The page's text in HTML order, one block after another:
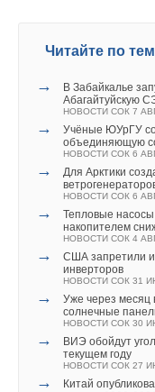
Читайте по
→
В Забайкалье
Абагайтуйскую
НОВОСТИ СОК 7
→
Учёные ЮУрГУ
объединяющую
НОВОСТИ СОК 6
→
Для Арктики
НОВОСТИ СОК 6
→
Тепловые насосы
накопителем
НОВОСТИ СОК 4
→
США запретили
инверторов
НОВОСТИ СОК 31
→
Уже через месяц
солнечные
НОВОСТИ СОК 30
→
ВИЭ обойдут
текущем году
НОВОСТИ СОК 27
→
Китай
опытом расшивки
том, каким образом
модернизации
нашли этот путь.
и грамотных
нашли банки,
быстро будем
уже строим 11
Также совместно с
проект о серийном
энергокомплексов.
финансирование
оборудование».